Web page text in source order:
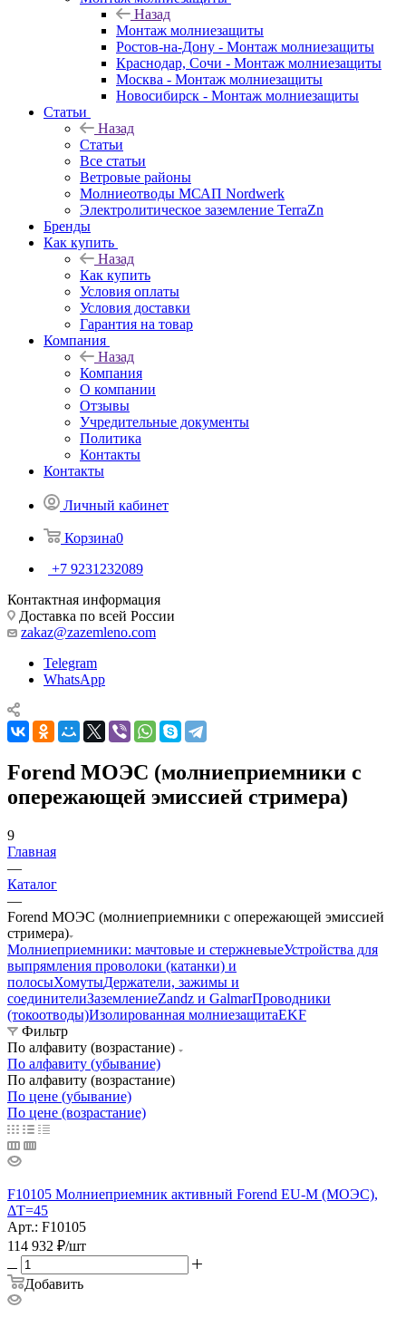
Назад
Монтаж молниезащиты
Ростов-на-Дону - Монтаж молниезащиты
Краснодар, Сочи - Монтаж молниезащиты
Москва - Монтаж молниезащиты
Новосибирск - Монтаж молниезащиты
Статьи
Назад
Статьи
Все статьи
Ветровые районы
Молниеотводы МСАП Nordwerk
Электролитическое заземление TerraZn
Бренды
Как купить
Назад
Как купить
Условия оплаты
Условия доставки
Гарантия на товар
Компания
Назад
Компания
О компании
Отзывы
Учредительные документы
Политика
Контакты
Контакты
Личный кабинет
Корзина0
+7 9231232089
Контактная информация
Доставка по всей России
zakaz@zazemleno.com
Telegram
WhatsApp
Forend МОЭС (молниеприемники с
опережающей эмиссией стримера)
9
Главная
—
Каталог
—
Forend МОЭС (молниеприемники с опережающей эмиссией
стримера)
Молниеприемники: мачтовые и стержневыеУстройства для
выпрямления проволоки (катанки) и
полосыХомутыДержатели, зажимы и
соединителиЗаземлениеZandz и GalmarПроводники
(токоотводы)Изолированная молниезащитаEKF
Фильтр
По алфавиту (возрастание)
По алфавиту (убывание)
По алфавиту (возрастание)
По цене (убывание)
По цене (возрастание)
F10105 Молниеприемник активный Forend EU-M (МОЭС),
ΔT=45
Арт.: F10105
114 932 ₽/шт
Добавить